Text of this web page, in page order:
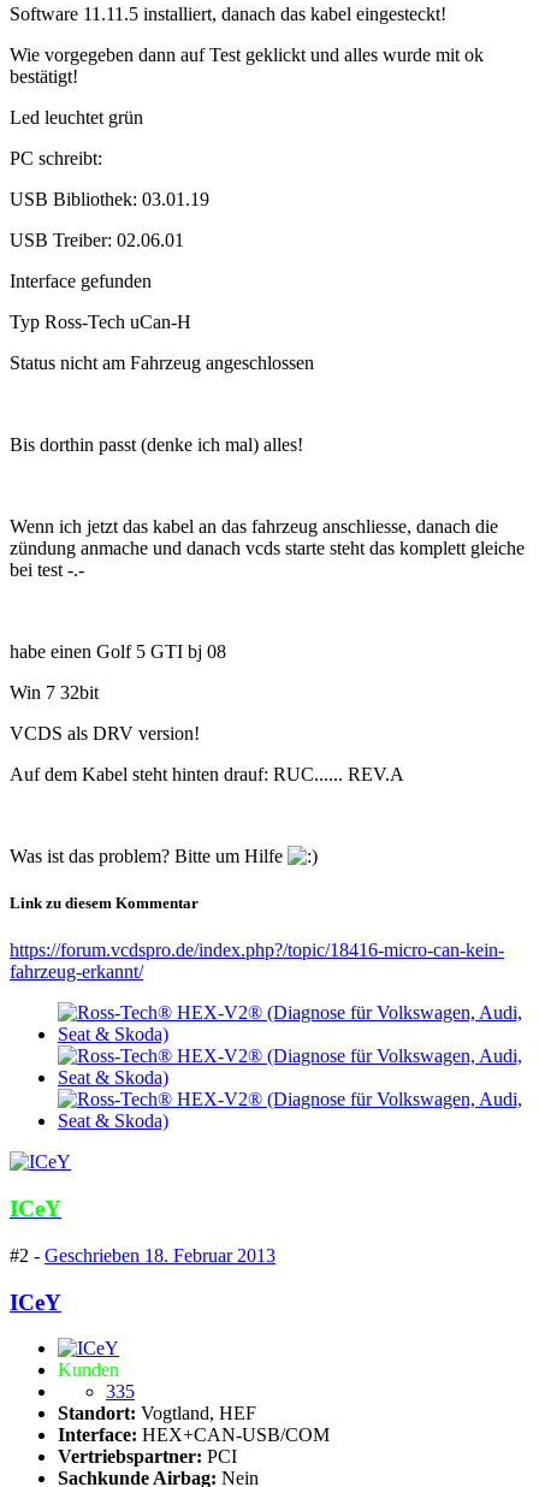
Software 11.11.5 installiert, danach das kabel eingesteckt!
Wie vorgegeben dann auf Test geklickt und alles wurde mit ok
bestätigt!
Led leuchtet grün
PC schreibt:
USB Bibliothek: 03.01.19
USB Treiber: 02.06.01
Interface gefunden
Typ Ross-Tech uCan-H
Status nicht am Fahrzeug angeschlossen
Bis dorthin passt (denke ich mal) alles!
Wenn ich jetzt das kabel an das fahrzeug anschliesse, danach die
zündung anmache und danach vcds starte steht das komplett gleiche
bei test -.-
habe einen Golf 5 GTI bj 08
Win 7 32bit
VCDS als DRV version!
Auf dem Kabel steht hinten drauf: RUC...... REV.A
Was ist das problem? Bitte um Hilfe
Link zu diesem Kommentar
https://forum.vcdspro.de/index.php?/topic/18416-micro-can-kein-
fahrzeug-erkannt/
ICeY
#2 - Geschrieben 18. Februar 2013
ICeY
Kunden
335
Standort: Vogtland, HEF
Interface: HEX+CAN-USB/COM
Vertriebspartner: PCI
Sachkunde Airbag: Nein